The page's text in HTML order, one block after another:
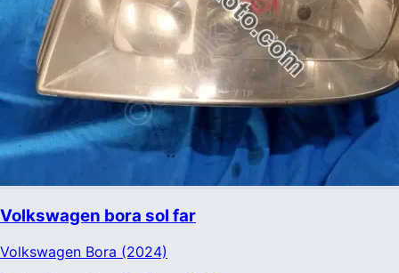
Volkswagen bora sol far
Volkswagen Bora (2024)